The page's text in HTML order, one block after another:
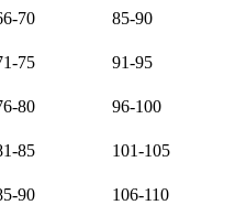
70 85-90
75 91-95
80 96-100
85 101-105
90 106-110